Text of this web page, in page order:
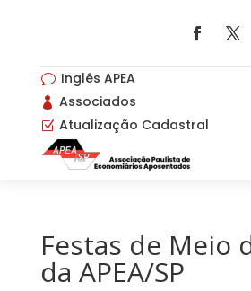
v Inglês APEA
 Associados
Z Atualização Cadastral
Festas de Meio
da APEA/SP